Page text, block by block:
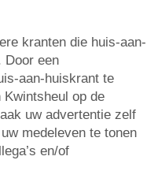
kranten die huis-aan-
Door een
aan-huiskrant te
op de
uw advertentie zelf
medeleven te tonen
en/of